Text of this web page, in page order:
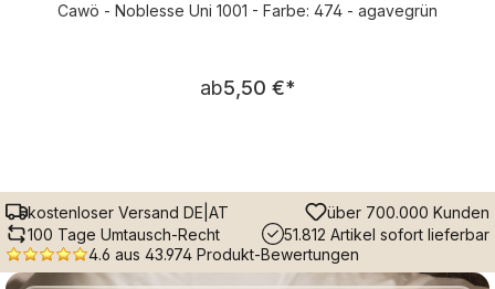
Cawö - Noblesse Uni 1001 - Farbe: 474 - agavegrün
Regulärer Preis:
ab5,50 €*
kostenloser Versand DE|AT
über 700.000 Kunden
100 Tage Umtausch-Recht
51.812 Artikel sofort lieferbar
4.6 aus 43.974 Produkt-Bewertungen